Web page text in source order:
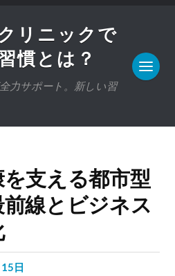
リニックで
慣とは？
力サポート。新しい習
支える都市型
線とビジネス
日